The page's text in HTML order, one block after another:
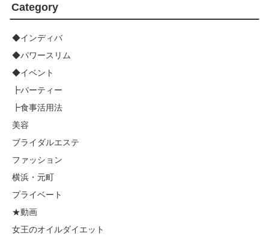
Category
◆インディバ
◆パワースリム
◆イベント
┣パーティー
┣食事活用法
美容
ブライダルエステ
ファッション
横浜・元町
プライベート
★動画
女王のオイルダイエット